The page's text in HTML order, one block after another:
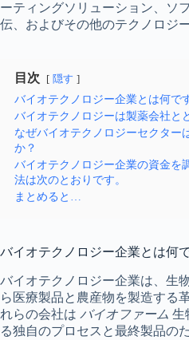
ーティングソリューション、ソ
伝、およびその他のテクノロジ
目次 隠す
バイオテクノロジー企業とは何で
バイオテクノロジーは製薬会社と
なぜバイオテクノロジーセクター
か？
バイオテクノロジー企業の資金を
法は次のとおりです。
まとめると…
バイオテクノロジー企業とは何
バイオテクノロジー企業は、生
ら医療製品と農産物を製造する
れらの会社は バイオファーム 生
る独自のプロセスと最終製品の